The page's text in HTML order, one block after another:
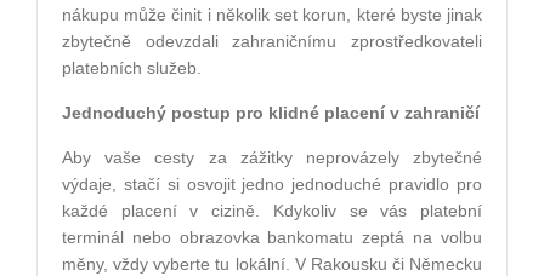
nákupu může činit i několik set korun, které byste jinak
zbytečně odevzdali zahraničnímu zprostředkovateli
platebních služeb.
Jednoduchý postup pro klidné placení v zahraničí
Aby vaše cesty za zážitky neprovázely zbytečné
výdaje, stačí si osvojit jedno jednoduché pravidlo pro
každé placení v cizině. Kdykoliv se vás platební
terminál nebo obrazovka bankomatu zeptá na volbu
měny, vždy vyberte tu lokální. V Rakousku či Německu